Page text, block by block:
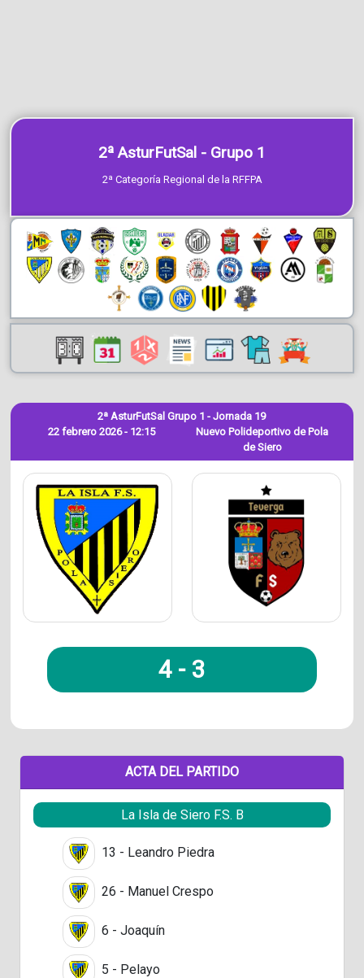
2ª AsturFutSal - Grupo 1
2ª Categoría Regional de la RFFPA
22 febrero 2026 - 12:15
2ª AsturFutSal Grupo 1 - Jornada 19
Nuevo Polideportivo de Pola
de Siero
4 - 3
ACTA DEL PARTIDO
La Isla de Siero F.S. B
13 - Leandro Piedra
26 - Manuel Crespo
6 - Joaquín
5 - Pelayo